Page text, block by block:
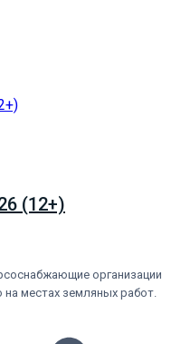
(12+)
организации
местах земляных работ.